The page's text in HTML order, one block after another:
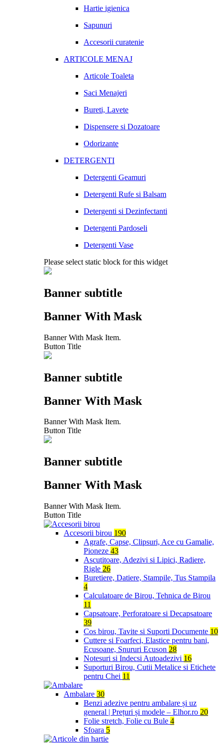
Hartie igienica
Sapunuri
Accesorii curatenie
ARTICOLE MENAJ
Articole Toaleta
Saci Menajeri
Bureti, Lavete
Dispensere si Dozatoare
Odorizante
DETERGENTI
Detergenti Geamuri
Detergenti Rufe si Balsam
Detergenti si Dezinfectanti
Detergenti Pardoseli
Detergenti Vase
Please select static block for this widget
Banner subtitle
Banner With Mask
Banner With Mask Item.
Button Title
Banner subtitle
Banner With Mask
Banner With Mask Item.
Button Title
Banner subtitle
Banner With Mask
Banner With Mask Item.
Button Title
Accesorii birou 190
Agrafe, Capse, Clipsuri, Ace cu Gamalie,
Pioneze 43
Ascutitoare, Adezivi si Lipici, Radiere,
Rigle 26
Buretiere, Datiere, Stampile, Tus Stampila
4
Calculatoare de Birou, Tehnica de Birou
11
Capsatoare, Perforatoare si Decapsatoare
39
Cos birou, Tavite si Suporti Documente 10
Cuttere si Foarfeci, Elastice pentru bani,
Ecusoane, Snururi Ecuson 28
Notesuri si Indecsi Autoadezivi 16
Suporturi Birou, Cutii Metalice si Etichete
pentru Chei 11
Ambalare 30
Benzi adezive pentru ambalare și uz
general | Prețuri și modele – Elhor.ro 20
Folie stretch, Folie cu Bule 4
Sfoara 5